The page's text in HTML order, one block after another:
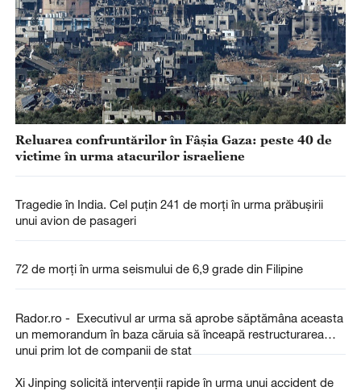
Reluarea confruntărilor în Fâșia Gaza: peste 40 de
victime în urma atacurilor israeliene
Tragedie în India. Cel puţin 241 de morți în urma prăbușirii
unui avion de pasageri
72 de morți în urma seismului de 6,9 grade din Filipine
Rador.ro - Executivul ar urma să aprobe săptămâna aceasta
un memorandum în baza căruia să înceapă restructurarea
unui prim lot de companii de stat
Xi Jinping solicită intervenții rapide în urma unui accident de